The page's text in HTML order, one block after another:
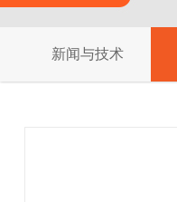
新闻与技术